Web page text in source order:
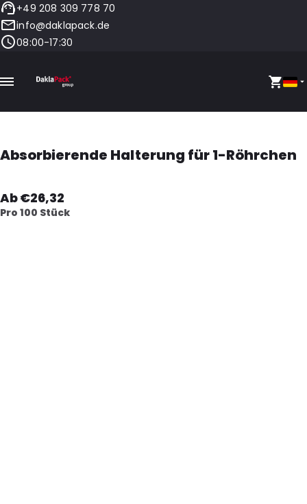
+49 208 309 778 70
info@daklapack.de
08:00-17:30
Absorbierende Halterung für 1-Röhrchen
Ab €26,32
Pro 100 Stück